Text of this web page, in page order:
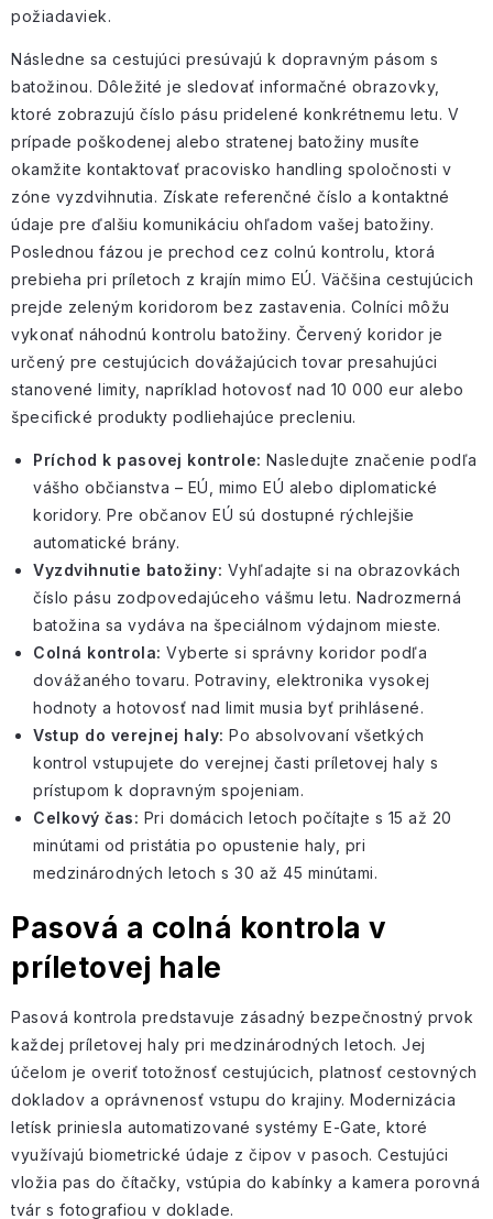
požiadaviek.
Následne sa cestujúci presúvajú k dopravným pásom s
batožinou. Dôležité je sledovať informačné obrazovky,
ktoré zobrazujú číslo pásu pridelené konkrétnemu letu. V
prípade poškodenej alebo stratenej batožiny musíte
okamžite kontaktovať pracovisko handling spoločnosti v
zóne vyzdvihnutia. Získate referenčné číslo a kontaktné
údaje pre ďalšiu komunikáciu ohľadom vašej batožiny.
Poslednou fázou je prechod cez colnú kontrolu, ktorá
prebieha pri príletoch z krajín mimo EÚ. Väčšina cestujúcich
prejde zeleným koridorom bez zastavenia. Colníci môžu
vykonať náhodnú kontrolu batožiny. Červený koridor je
určený pre cestujúcich dovážajúcich tovar presahujúci
stanovené limity, napríklad hotovosť nad 10 000 eur alebo
špecifické produkty podliehajúce precleniu.
Príchod k pasovej kontrole: Nasledujte značenie podľa
vášho občianstva – EÚ, mimo EÚ alebo diplomatické
koridory. Pre občanov EÚ sú dostupné rýchlejšie
automatické brány.
Vyzdvihnutie batožiny: Vyhľadajte si na obrazovkách
číslo pásu zodpovedajúceho vášmu letu. Nadrozmerná
batožina sa vydáva na špeciálnom výdajnom mieste.
Colná kontrola: Vyberte si správny koridor podľa
dovážaného tovaru. Potraviny, elektronika vysokej
hodnoty a hotovosť nad limit musia byť prihlásené.
Vstup do verejnej haly: Po absolvovaní všetkých
kontrol vstupujete do verejnej časti príletovej haly s
prístupom k dopravným spojeniam.
Celkový čas: Pri domácich letoch počítajte s 15 až 20
minútami od pristátia po opustenie haly, pri
medzinárodných letoch s 30 až 45 minútami.
Pasová a colná kontrola v
príletovej hale
Pasová kontrola predstavuje zásadný bezpečnostný prvok
každej príletovej haly pri medzinárodných letoch. Jej
účelom je overiť totožnosť cestujúcich, platnosť cestovných
dokladov a oprávnenosť vstupu do krajiny. Modernizácia
letísk priniesla automatizované systémy E-Gate, ktoré
využívajú biometrické údaje z čipov v pasoch. Cestujúci
vložia pas do čítačky, vstúpia do kabínky a kamera porovná
tvár s fotografiou v doklade.